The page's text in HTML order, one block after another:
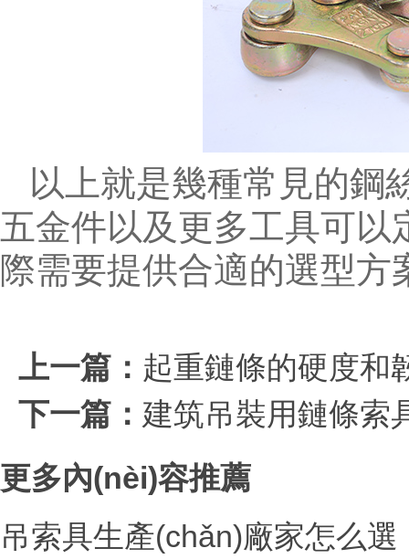
以上就是幾種常見的鋼
五金件以及更多工具可
際需要提供合適的選型方
上一篇： 起重鏈條的硬度和
下一篇： 建筑吊裝用鏈條索
更多內(nèi)容推薦
吊索具生產(chǎn)廠家怎么選